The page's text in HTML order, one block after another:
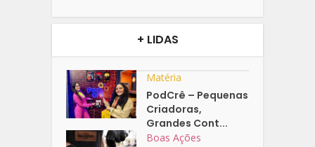
+ LIDAS
Matéria
PodCrê – Pequenas
Criadoras,
Grandes Cont...
Boas Ações